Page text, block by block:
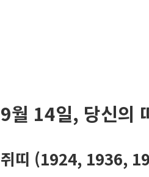
9월 14일, 당신의
쥐띠 (1924, 1936,